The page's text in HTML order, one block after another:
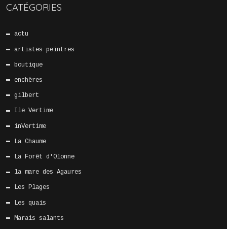
CATÉGORIES
actu
artistes peintres
boutique
enchères
gilbert
Ile Vertime
inVertime
La Chaume
La Forêt d'Olonne
la mare des Agaures
Les Plages
Les quais
Marais salants